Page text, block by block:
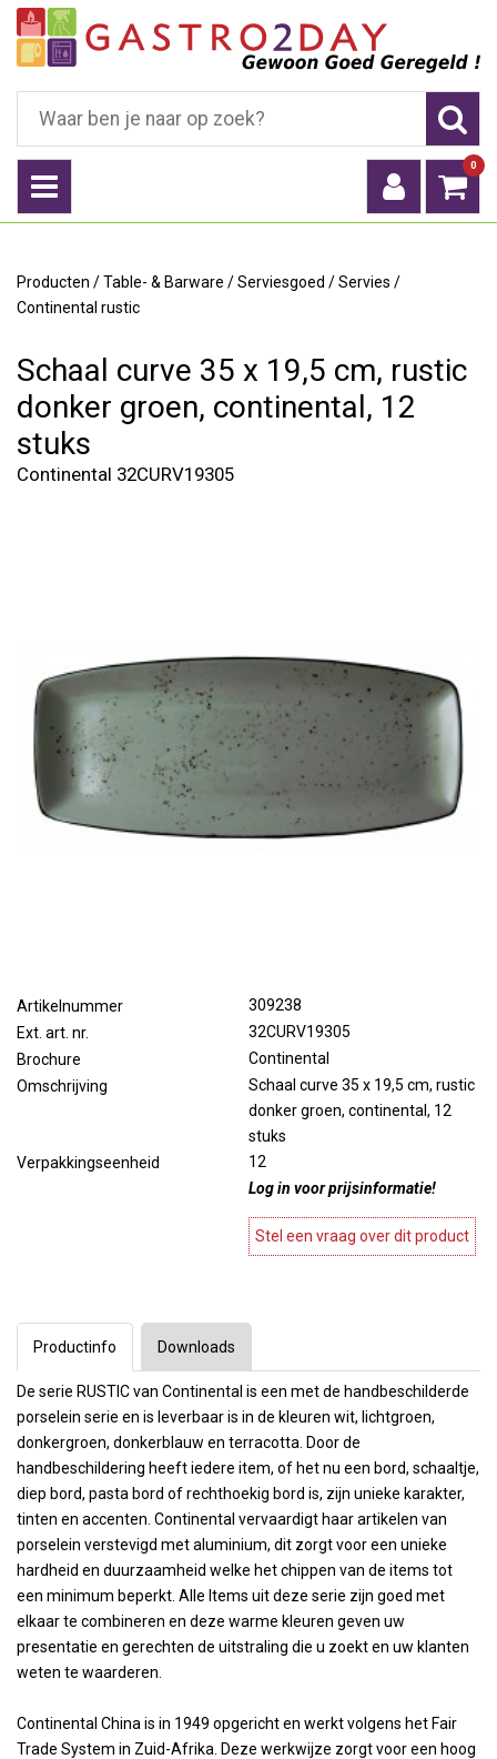
0
Producten /Table- & Barware /Serviesgoed /Servies /
Continental rustic
Schaal curve 35 x 19,5 cm, rustic
donker groen, continental, 12
stuks
Continental 32CURV19305
Artikelnummer
309238
Ext. art. nr.
32CURV19305
Brochure
Continental
Omschrijving
Schaal curve 35 x 19,5 cm, rustic
donker groen, continental, 12
stuks
Verpakkingseenheid
12
Log in voor prijsinformatie!
Stel een vraag over dit product
Productinfo
De serie RUSTIC van Continental is een met de handbeschilderde
porselein serie en is leverbaar is in de kleuren wit, lichtgroen,
donkergroen, donkerblauw en terracotta. Door de
handbeschildering heeft iedere item, of het nu een bord, schaaltje,
diep bord, pasta bord of rechthoekig bord is, zijn unieke karakter,
tinten en accenten. Continental vervaardigt haar artikelen van
porselein verstevigd met aluminium, dit zorgt voor een unieke
hardheid en duurzaamheid welke het chippen van de items tot
een minimum beperkt. Alle Items uit deze serie zijn goed met
elkaar te combineren en deze warme kleuren geven uw
presentatie en gerechten de uitstraling die u zoekt en uw klanten
weten te waarderen.
Continental China is in 1949 opgericht en werkt volgens het Fair
Trade System in Zuid-Afrika. Deze werkwijze zorgt voor een hoog
Downloads